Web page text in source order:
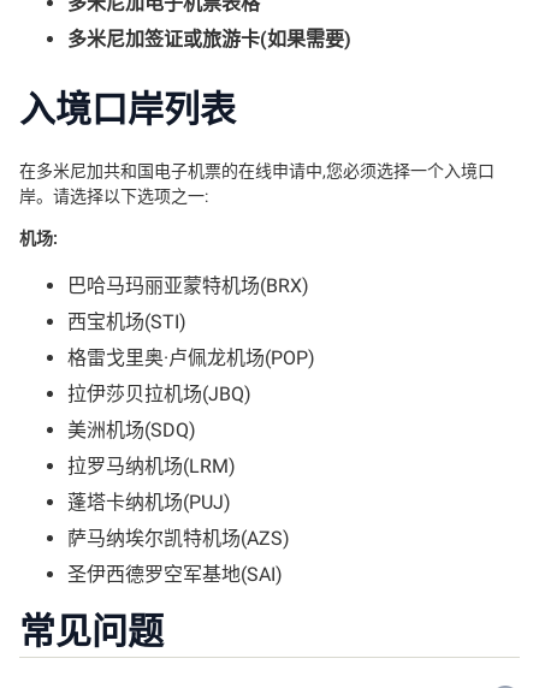
多米尼加签证或旅游卡(如果需要)
入境口岸列表
在多米尼加共和国电子机票的在线申请中,您必须选择一个入境口
岸。请选择以下选项之一:
机场:
巴哈马玛丽亚蒙特机场(BRX)
西宝机场(STI)
格雷戈里奥·卢佩龙机场(POP)
拉伊莎贝拉机场(JBQ)
美洲机场(SDQ)
拉罗马纳机场(LRM)
蓬塔卡纳机场(PUJ)
萨马纳埃尔凯特机场(AZS)
圣伊西德罗空军基地(SAI)
常见问题